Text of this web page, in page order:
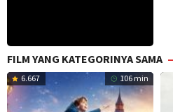
FILM YANG KATEGORINYA SAMA
6.667 106 min